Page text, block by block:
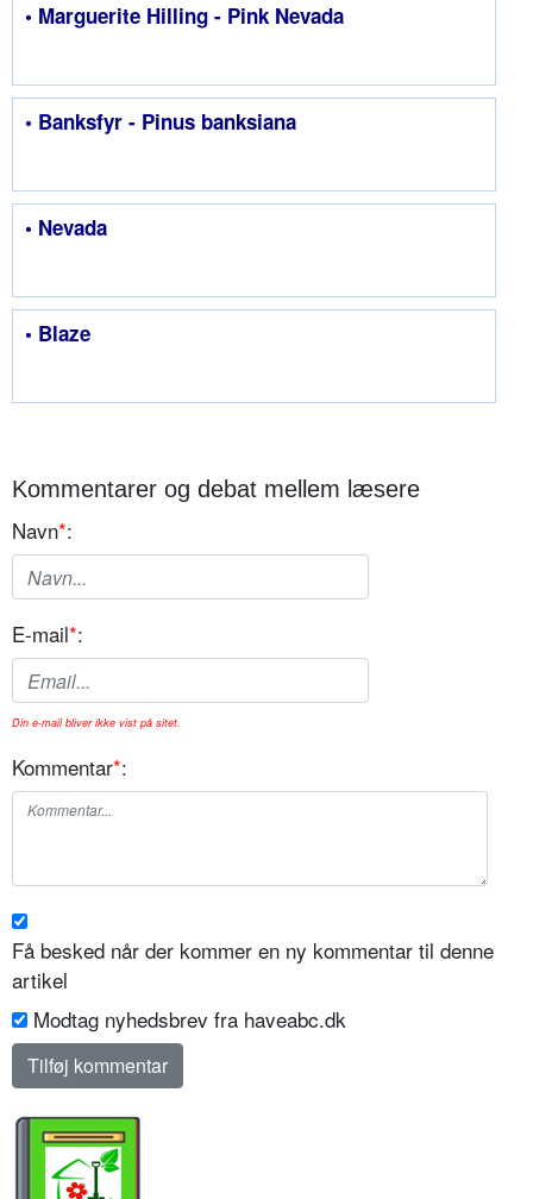
• Marguerite Hilling - Pink Nevada
• Banksfyr - Pinus banksiana
• Nevada
• Blaze
Kommentarer og debat mellem læsere
Navn*:
E-mail*:
Din e-mail bliver ikke vist på sitet.
Kommentar*:
Få besked når der kommer en ny kommentar til denne
artikel
Modtag nyhedsbrev fra haveabc.dk